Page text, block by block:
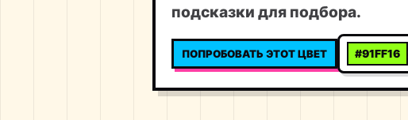
подсказки для подбора.
ПОПРОБОВАТЬ ЭТОТ ЦВЕТ #91FF16